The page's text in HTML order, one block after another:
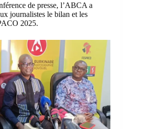
de presse, l’ABCA a
journalistes le bilan et les
2025.